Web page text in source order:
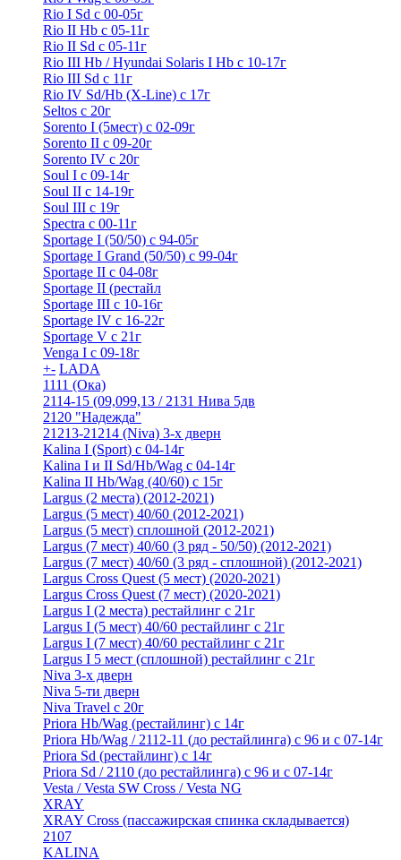
Rio I Sd с 00-05г
Rio II Hb с 05-11г
Rio II Sd с 05-11г
Rio III Hb / Hyundai Solaris I Hb с 10-17г
Rio III Sd c 11г
Rio IV Sd/Hb (X-Line) с 17г
Seltos с 20г
Sorento I (5мест) с 02-09г
Sorento II c 09-20г
Sorento IV с 20г
Soul I с 09-14г
Soul II с 14-19г
Soul III с 19г
Spectra с 00-11г
Sportage I (50/50) с 94-05г
Sportage I Grand (50/50) с 99-04г
Sportage II c 04-08г
Sportage II (рестайл
Sportage III c 10-16г
Sportage IV с 16-22г
Sportage V с 21г
Venga I c 09-18г
+- LADA
1111 (Ока)
2114-15 (09,099,13 / 2131 Нива 5дв
2120 "Надежда"
21213-21214 (Niva) 3-х дверн
Kalina I (Sport) с 04-14г
Kalina I и II Sd/Hb/Wag с 04-14г
Kalina II Hb/Wag (40/60) с 15г
Largus (2 места) (2012-2021)
Largus (5 мест) 40/60 (2012-2021)
Largus (5 мест) сплошной (2012-2021)
Largus (7 мест) 40/60 (3 ряд - 50/50) (2012-2021)
Largus (7 мест) 40/60 (3 ряд - сплошной) (2012-2021)
Largus Cross Quest (5 мест) (2020-2021)
Largus Cross Quest (7 мест) (2020-2021)
Largus I (2 места) рестайлинг с 21г
Largus I (5 мест) 40/60 рестайлинг с 21г
Largus I (7 мест) 40/60 рестайлинг с 21г
Largus I 5 мест (сплошной) рестайлинг с 21г
Niva 3-х дверн
Niva 5-ти дверн
Niva Travel с 20г
Priora Hb/Wag (рестайлинг) с 14г
Priora Hb/Wag / 2112-11 (до рестайлинга) с 96 и с 07-14г
Priora Sd (рестайлинг) c 14г
Priora Sd / 2110 (до рестайлинга) с 96 и с 07-14г
Vesta / Vesta SW Cross / Vesta NG
XRAY
XRAY Cross (пассажирская спинка складывается)
2107
KALINA